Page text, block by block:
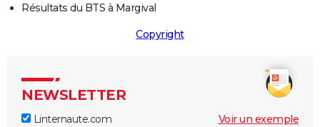
Résultats du BTS à Margival
Copyright
NEWSLETTER
Linternaute.com Voir un exemple